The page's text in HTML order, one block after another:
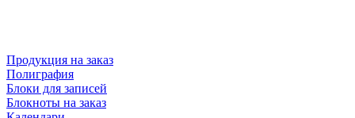
Продукция на заказ
Полиграфия
Блоки для записей
Блокноты на заказ